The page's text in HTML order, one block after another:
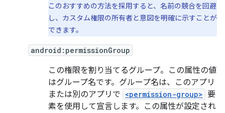
このおすすめの方法を採用すると、名前の競合を回避
し、カスタム権限の所有者と意図を明確に示すことが
できます。
android:permissionGroup
この権限を割り当てるグループ。この属性の値
はグループ名です。グループ名は、このアプリ
または別のアプリで <permission-group> 要
素を使用して宣言します。この属性が設定され